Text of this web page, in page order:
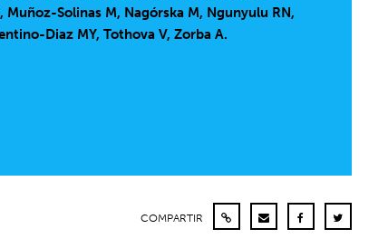
Solinas M, Nagórska M, Ngunyulu RN,
Diaz MY, Tothova V, Zorba A.
COMPARTIR